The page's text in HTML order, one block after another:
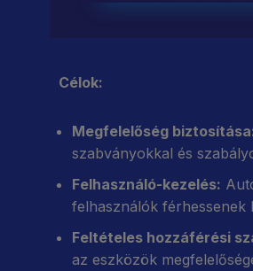
Célok:
Megfelelőség
szabványokkal és
Felhasználó-kezelés:
felhasználók
Feltételes hozzáférési
az eszközök